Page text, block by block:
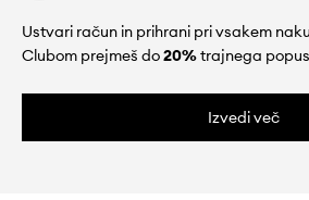
Ustvari račun in prihrani pri vsakem
Clubom prejmeš do20%trajnega
Izvedi več